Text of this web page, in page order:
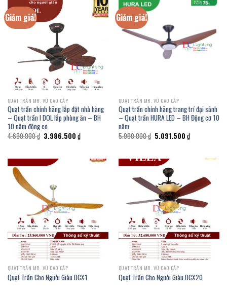
Giảm giá!
QUẠT TRẦN MR. VŨ CAO CẤP
Quạt trần chính hãng lắp đặt nhà hàng
– Quạt trần I DOL lắp phòng ăn – BH
10 năm động cơ
4.690.000₫ Giá
gốc
3.986.500 ₫Giá
hiện
3.986.500 ₫.
Giảm giá!
QUẠT TRẦN MR. VŨ CAO CẤP
Quạt trần chính hãng trang trí đại sảnh
– Quạt trần HURA LED – BH Động cơ 10
năm
5.990.000₫ Giá
gốc
5.091.500 ₫Giá
hiện
5.091.500 ₫.
QUẠT TRẦN MR. VŨ CAO CẤP
Quạt Trần Cho Người Giàu DCX1
QUẠT TRẦN MR. VŨ CAO CẤP
Quạt Trần Cho Người Giàu DCX20